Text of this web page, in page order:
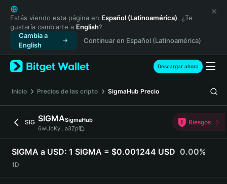
English
日本語
Tiếng Việt
Русский
Español (Latinoamérica)
Türkçe
Français
Deutsch
繁體中文
Português (Portugal)
Bahasa Indonesia
ภาษาไทย
हिन्दी
Estás viendo esta página en Español (Latinoamérica). ¿Te
gustaría cambiarte a English?
Cambia a
English
Continuar en Español (Latinoamérica)
Descargar ahora
Inicio Precios de las cripto SigmaHub Precio
SIG SIGMASigmaHub
6wUbKy...a3Zp
Riesgos
SIGMA a USD: 1 SIGMA = $0.001244 USD 0.00%
1D